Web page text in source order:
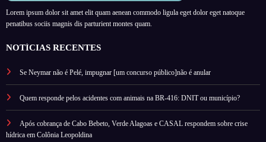
Lorem ipsum dolor sit amet elit quam aenean commodo ligula eget dolor eget natoque
penatibus sociis magnis dis parturient montes quam.
NOTÍCIAS RECENTES
Se Neymar não é Pelé, impugnar [um concurso público]não é anular
Quem responde pelos acidentes com animais na BR-416: DNIT ou município?
Após cobrança de Cabo Bebeto, Verde Alagoas e CASAL respondem sobre crise
hídrica em Colônia Leopoldina